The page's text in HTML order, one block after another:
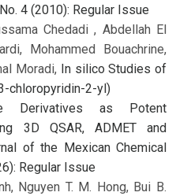
4 (2010): Regular Issue
Chedadi , Abdellah El
Mohammed Bouachrine,
Moradi, In silico Studies of
chloropyridin-2-yl)
Derivatives as Potent
3D QSAR, ADMET and
of the Mexican Chemical
Regular Issue
Nguyen T. M. Hong, Bui B.